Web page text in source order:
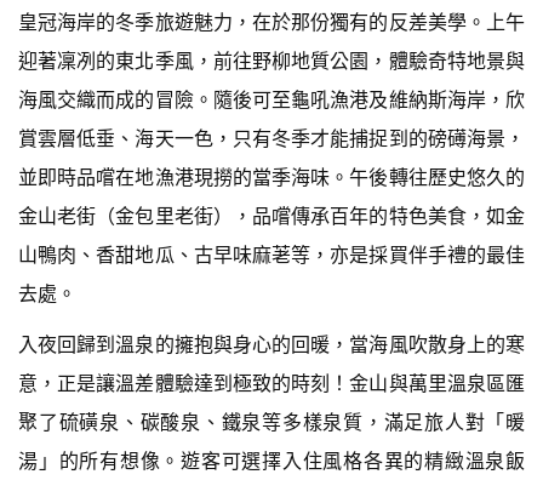
皇冠海岸的冬季旅遊魅力，在於那份獨有的反差美學。上午
迎著凜冽的東北季風，前往野柳地質公園，體驗奇特地景與
海風交織而成的冒險。隨後可至龜吼漁港及維納斯海岸，欣
賞雲層低垂、海天一色，只有冬季才能捕捉到的磅礡海景，
並即時品嚐在地漁港現撈的當季海味。午後轉往歷史悠久的
金山老街（金包里老街），品嚐傳承百年的特色美食，如金
山鴨肉、香甜地瓜、古早味麻荖等，亦是採買伴手禮的最佳
去處。
入夜回歸到溫泉的擁抱與身心的回暖，當海風吹散身上的寒
意，正是讓溫差體驗達到極致的時刻！金山與萬里溫泉區匯
聚了硫磺泉、碳酸泉、鐵泉等多樣泉質，滿足旅人對「暖
湯」的所有想像。遊客可選擇入住風格各異的精緻溫泉飯